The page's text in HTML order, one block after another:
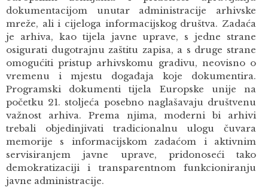
dokumentacijom unutar administracije arhivske
mreže, ali i cijeloga informacijskog društva. Zadaća
je arhiva, kao tijela javne uprave, s jedne strane
osigurati dugotrajnu zaštitu zapisa, a s druge strane
omogućiti pristup arhivskomu gradivu, neovisno o
vremenu i mjestu događaja koje dokumentira.
Programski dokumenti tijela Europske unije na
početku 21. stoljeća posebno naglašavaju društvenu
važnost arhiva. Prema njima, moderni bi arhivi
trebali objedinjivati tradicionalnu ulogu čuvara
memorije s informacijskom zadaćom i aktivnim
servisiranjem javne uprave, pridonoseći tako
demokratizaciji i transparentnom funkcioniranju
javne administracije.